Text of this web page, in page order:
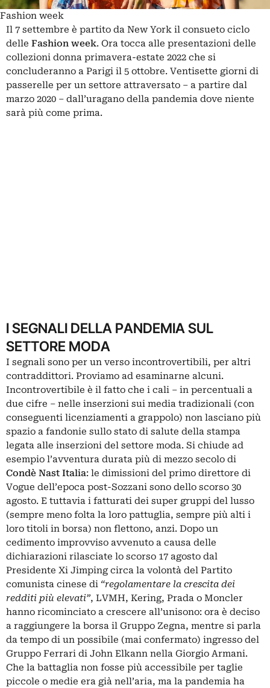
Fashion week
Il 7 settembre è partito da New York il consueto ciclo
delle Fashion week. Ora tocca alle presentazioni delle
collezioni donna primavera-estate 2022 che si
concluderanno a Parigi il 5 ottobre. Ventisette giorni di
passerelle per un settore attraversato – a partire dal
marzo 2020 – dall’uragano della pandemia dove niente
sarà più come prima.
I SEGNALI DELLA PANDEMIA SUL
SETTORE MODA
I segnali sono per un verso incontrovertibili, per altri
contraddittori. Proviamo ad esaminarne alcuni.
Incontrovertibile è il fatto che i cali – in percentuali a
due cifre – nelle inserzioni sui media tradizionali (con
conseguenti licenziamenti a grappolo) non lasciano più
spazio a fandonie sullo stato di salute della stampa
legata alle inserzioni del settore moda. Si chiude ad
esempio l’avventura durata più di mezzo secolo di
Condè Nast Italia: le dimissioni del primo direttore di
Vogue dell’epoca post-Sozzani sono dello scorso 30
agosto. E tuttavia i fatturati dei super gruppi del lusso
(sempre meno folta la loro pattuglia, sempre più alti i
loro titoli in borsa) non flettono, anzi. Dopo un
cedimento improvviso avvenuto a causa delle
dichiarazioni rilasciate lo scorso 17 agosto dal
Presidente Xi Jimping circa la volontà del Partito
comunista cinese di “regolamentare la crescita dei
redditi più elevati”, LVMH, Kering, Prada o Moncler
hanno ricominciato a crescere all’unisono: ora è deciso
a raggiungere la borsa il Gruppo Zegna, mentre si parla
da tempo di un possibile (mai confermato) ingresso del
Gruppo Ferrari di John Elkann nella Giorgio Armani.
Che la battaglia non fosse più accessibile per taglie
piccole o medie era già nell’aria, ma la pandemia ha